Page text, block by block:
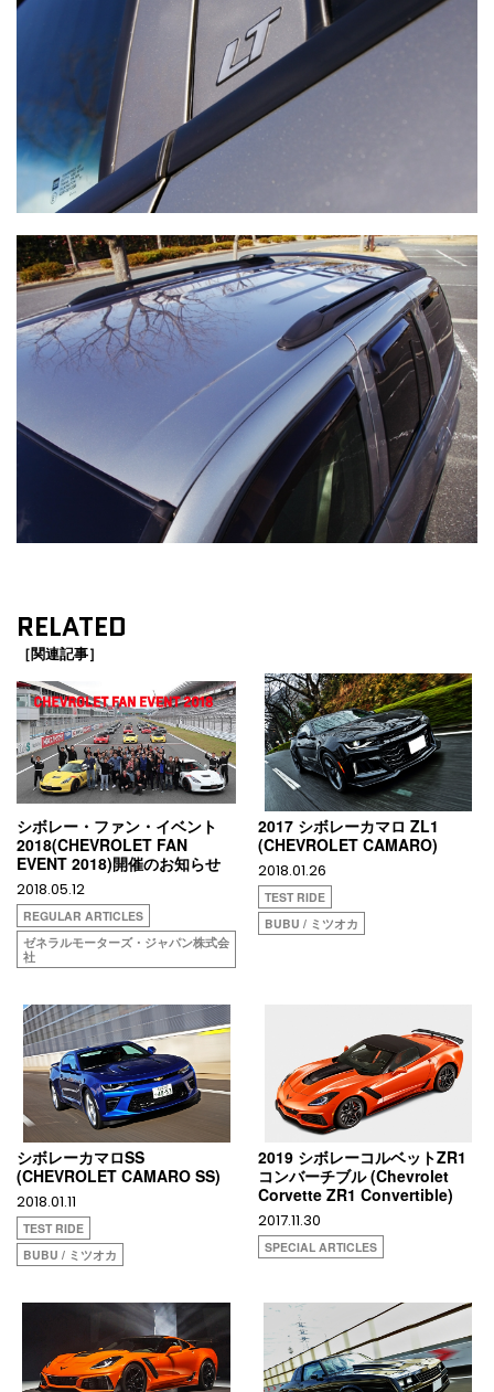
RELATED
［関連記事］
シボレー・ファン・イベント
2018(CHEVROLET FAN
EVENT 2018)開催のお知らせ
2018.05.12
REGULAR ARTICLES
ゼネラルモーターズ・ジャパン株式会
社
2017 シボレーカマロ ZL1
(CHEVROLET CAMARO)
2018.01.26
TEST RIDE
BUBU / ミツオカ
シボレーカマロSS
(CHEVROLET CAMARO SS)
2018.01.11
TEST RIDE
BUBU / ミツオカ
2019 シボレーコルベットZR1
コンバーチブル (Chevrolet
Corvette ZR1 Convertible)
2017.11.30
SPECIAL ARTICLES